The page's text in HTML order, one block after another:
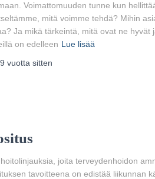
Voimattomuuden tunne kun
mitä voimme tehdä? Mihin
Ja mikä tärkeintä, mitä ovat ne hyvät
on edelleen Lue lisää
9 vuotta sitten
joita terveydenhoidon
tavoitteena on edistää liikunnan